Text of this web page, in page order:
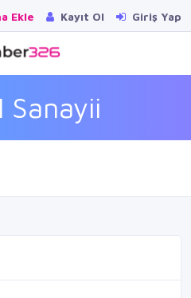
Ekle Kayıt Ol Giriş Yap
Sanayii